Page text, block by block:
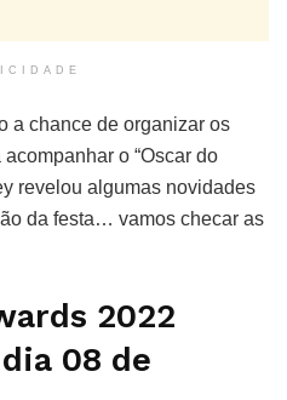
a chance de organizar os
o “Oscar do
revelou algumas novidades
da festa… vamos checar as
2022
08 de